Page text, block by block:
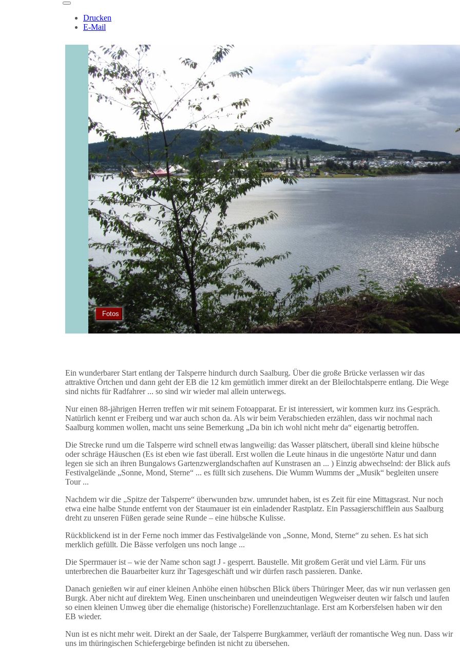
Drucken
E-Mail
Fotos
Ein wunderbarer Start entlang der Talsperre hindurch durch Saalburg. Über die große Brücke verlassen wir das
attraktive Örtchen und dann geht der EB die 12 km gemütlich immer direkt an der Bleilochtalsperre entlang. Die Wege
sind nichts für Radfahrer ... so sind wir wieder mal allein unterwegs.
Nur einen 88-jährigen Herren treffen wir mit seinem Fotoapparat. Er ist interessiert, wir kommen kurz ins Gespräch.
Natürlich kennt er Freiberg und war auch schon da. Als wir beim Verabschieden erzählen, dass wir nochmal nach
Saalburg kommen wollen, macht uns seine Bemerkung „Da bin ich wohl nicht mehr da“ eigenartig betroffen.
Die Strecke rund um die Talsperre wird schnell etwas langweilig: das Wasser plätschert, überall sind kleine hübsche
oder schräge Häuschen (Es ist eben wie fast überall. Erst wollen die Leute hinaus in die ungestörte Natur und dann
legen sie sich an ihren Bungalows Gartenzwerglandschaften auf Kunstrasen an ... ) Einzig abwechselnd: der Blick aufs
Festivalgelände „Sonne, Mond, Sterne“ ... es füllt sich zusehens. Die Wumm Wumms der „Musik“ begleiten unsere
Tour ...
Nachdem wir die „Spitze der Talsperre“ überwunden bzw. umrundet haben, ist es Zeit für eine Mittagsrast. Nur noch
etwa eine halbe Stunde entfernt von der Staumauer ist ein einladender Rastplatz. Ein Passagierschifflein aus Saalburg
dreht zu unseren Füßen gerade seine Runde – eine hübsche Kulisse.
Rückblickend ist in der Ferne noch immer das Festivalgelände von „Sonne, Mond, Sterne“ zu sehen. Es hat sich
merklich gefüllt. Die Bässe verfolgen uns noch lange ...
Die Sperrmauer ist – wie der Name schon sagt J - gesperrt. Baustelle. Mit großem Gerät und viel Lärm. Für uns
unterbrechen die Bauarbeiter kurz ihr Tagesgeschäft und wir dürfen rasch passieren. Danke.
Danach genießen wir auf einer kleinen Anhöhe einen hübschen Blick übers Thüringer Meer, das wir nun verlassen gen
Burgk. Aber nicht auf direktem Weg. Einen unscheinbaren und uneindeutigen Wegweiser deuten wir falsch und laufen
so einen kleinen Umweg über die ehemalige (historische) Forellenzuchtanlage. Erst am Korbersfelsen haben wir den
EB wieder.
Nun ist es nicht mehr weit. Direkt an der Saale, der Talsperre Burgkammer, verläuft der romantische Weg nun. Dass wir
uns im thüringischen Schiefergebirge befinden ist nicht zu übersehen.